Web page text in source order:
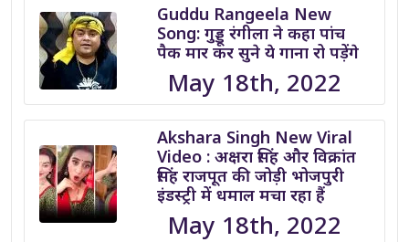
Guddu Rangeela New
Song: गुड्डू रंगीला ने कहा पांच
पैक मार कर सुने ये गाना रो पड़ेंगे
May 18th, 2022
Akshara Singh New Viral
Video : अक्षरा सिंह और विक्रांत
सिंह राजपूत की जोड़ी भोजपुरी
इंडस्ट्री में धमाल मचा रहा हैं
May 18th, 2022